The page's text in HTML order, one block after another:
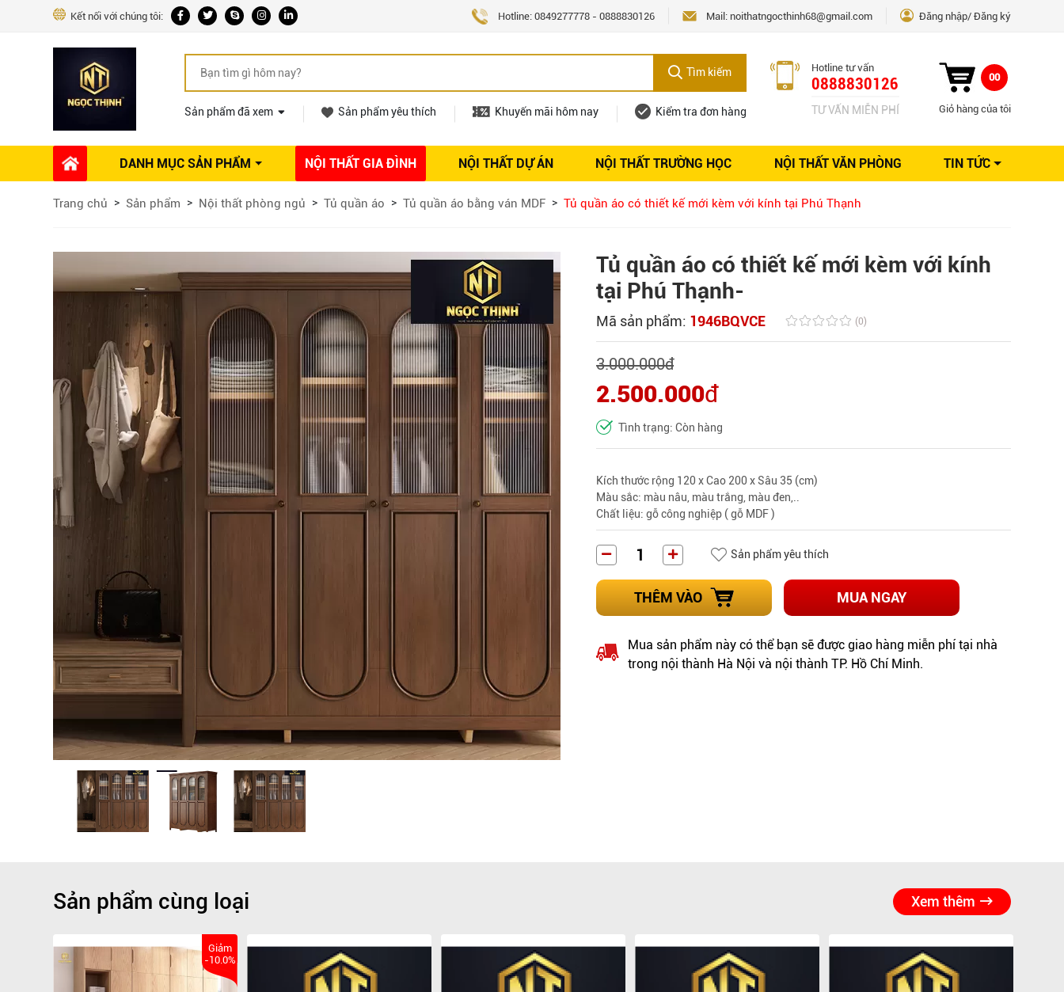
Kết nối với chúng tôi: Hotline: 0849277778 - 0888830126 Mail: noithatngocthinh68@gmail.com Đăng nhập Đăng ký
Tìm kiếm
Sản phẩm đã xem Sản phẩm yêu thích Khuyến mãi hôm nay Kiểm tra đơn hàng
Hotline tư vấn
0888830126
TƯ VẤN MIỄN PHÍ
00
Giỏ hàng của tôi
DANH MỤC SẢN PHẨM
Phụ kiện Nội thất
Ổ khóa tủ
Vòi rửa nhà bếp
Phụ kiện tủ áo
Phụ kiện tủ bếp trên
Thùng đựng gạo
Bếp từ-Bếp hồng ngoại
Chậu rửa bát
Ray trượt – bản lề – tay nắm cửa
Phụ kiện tủ bếp dưới
Giá để bát đĩa đa năng
Giá để dao thớt
Kệ để chất tẩy rửa
Kệ góc liên hoàn
NỘI THẤT GIA ĐÌNH NỘI THẤT DỰ ÁN NỘI THẤT TRƯỜNG HỌC NỘI THẤT VĂN PHÒNG TIN TỨC
Dự án thi công Báo giá Nội thất Tuyển dụng
Sáng tạo
Giải pháp thiết kế
Trang chủ Sản phẩm Nội thất phòng ngủ Tủ quần áo Tủ quần áo bằng ván MDF Tủ quần áo có thiết kế mới kèm với kính tại Phú Thạnh
Tủ quần áo có thiết kế mới kèm với kính
tại Phú Thạnh-
Mã sản phẩm: 1946BQVCE (0)
3.000.000đ
2.500.000đ
Tình trạng: Còn hàng
Kích thước rộng 120 x Cao 200 x Sâu 35 (cm)
Màu sắc: màu nâu, màu trắng, màu đen,..
Chất liệu: gỗ công nghiệp ( gỗ MDF )
Sản phẩm yêu thích
THÊM VÀO MUA NGAY
Mua sản phẩm này có thể bạn sẽ được giao hàng miễn phí tại nhà
trong nội thành Hà Nội và nội thành TP. Hồ Chí Minh.
Sản phẩm cùng loại Xem thêm
Giảm
-10.0%